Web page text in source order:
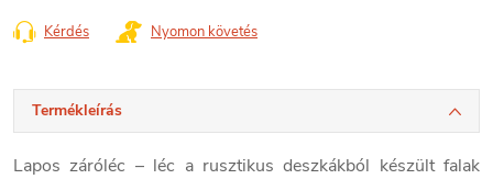
Kérdés Nyomon követés
Termékleírás
Lapos záróléc – léc a rusztikus deszkákból készült falak